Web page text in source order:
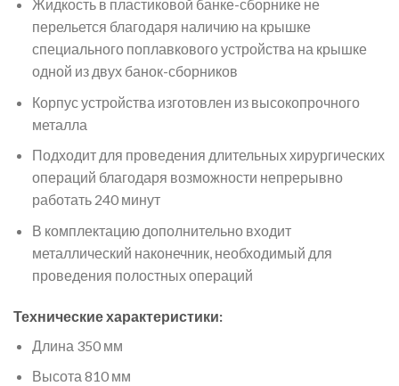
Жидкость в пластиковой банке-сборнике не
перельется благодаря наличию на крышке
специального поплавкового устройства на крышке
одной из двух банок-сборников
Корпус устройства изготовлен из высокопрочного
металла
Подходит для проведения длительных хирургических
операций благодаря возможности непрерывно
работать 240 минут
В комплектацию дополнительно входит
металлический наконечник, необходимый для
проведения полостных операций
Технические характеристики:
Длина 350 мм
Высота 810 мм